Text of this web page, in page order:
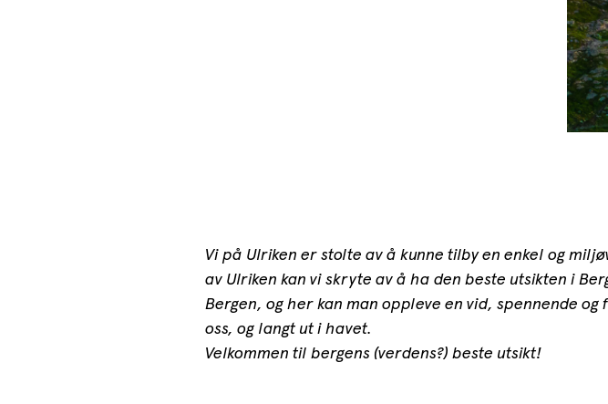
Vi på Ulriken er stolte av å kunne tilby en enkel og
av Ulriken kan vi skryte av å ha den beste utsikten i
Bergen, og her kan man oppleve en vid, spennende
oss, og langt ut i havet.
Velkommen til bergens (verdens?) beste utsikt!